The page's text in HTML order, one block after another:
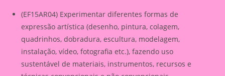
(EF15AR04) Experimentar diferentes formas de
expressão artística (desenho, pintura, colagem,
quadrinhos, dobradura, escultura, modelagem,
instalação, vídeo, fotografia etc.), fazendo uso
sustentável de materiais, instrumentos, recursos e